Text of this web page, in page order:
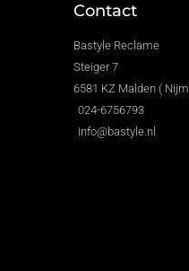
Contact
Bastyle Reclame
Steiger 7
6581 KZ Malden (
024-6756793
info@bastyle.nl